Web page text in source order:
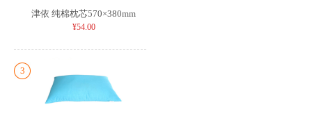
津依 纯棉枕芯570×380mm
¥54.00
3